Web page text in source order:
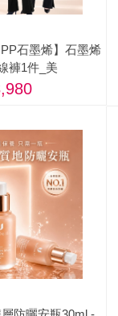
石墨烯】石墨烯
褲1件_美